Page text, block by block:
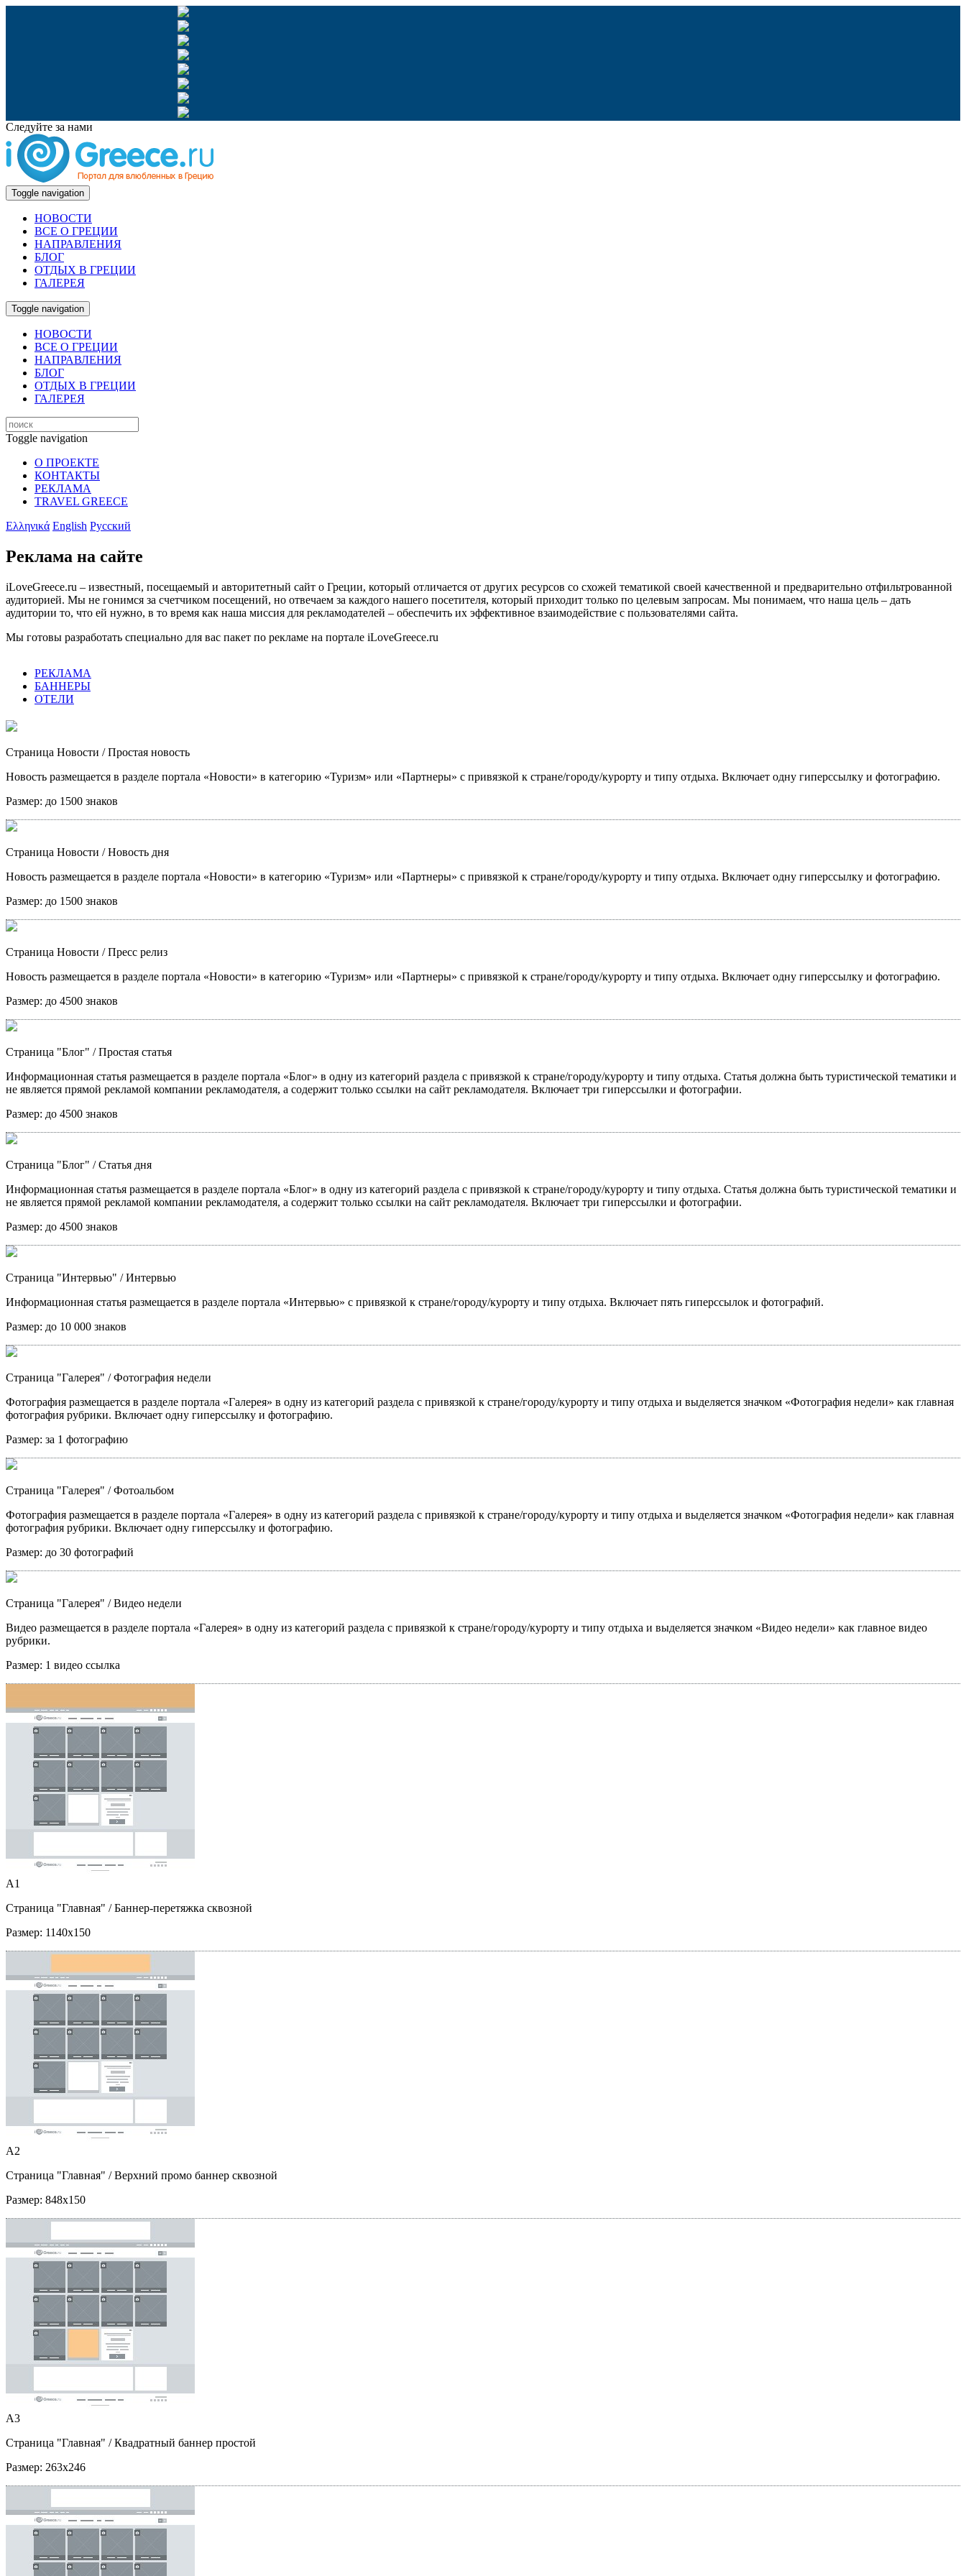
Следуйте за нами
Toggle navigation
НОВОСТИ
ВСЕ О ГРЕЦИИ
НАПРАВЛЕНИЯ
БЛОГ
ОТДЫХ В ГРЕЦИИ
ГАЛЕРЕЯ
Toggle navigation
НОВОСТИ
ВСЕ О ГРЕЦИИ
НАПРАВЛЕНИЯ
БЛОГ
ОТДЫХ В ГРЕЦИИ
ГАЛЕРЕЯ
Toggle navigation
О ПРОЕКТЕ
КОНТАКТЫ
РЕКЛАМА
TRAVEL GREECE
Ελληνικά English Русский
Реклама на сайте
iLoveGreece.ru – известный, посещаемый и авторитетный сайт о Греции, который отличается от других ресурсов со схожей тематикой своей качественной и предварительно отфильтрованной
аудиторией. Мы не гонимся за счетчиком посещений, но отвечаем за каждого нашего посетителя, который приходит только по целевым запросам. Мы понимаем, что наша цель – дать
аудитории то, что ей нужно, в то время как наша миссия для рекламодателей – обеспечить их эффективное взаимодействие с пользователями сайта.
Мы готовы разработать специально для вас пакет по рекламе на портале iLoveGreece.ru
РЕКЛАМА
БАННЕРЫ
ОТЕЛИ
Страница Новости / Простая новость
Новость размещается в разделе портала «Новости» в категорию «Туризм» или «Партнеры» с привязкой к стране/городу/курорту и типу отдыха. Включает одну гиперссылку и фотографию.
Размер: до 1500 знаков
Страница Новости / Новость дня
Новость размещается в разделе портала «Новости» в категорию «Туризм» или «Партнеры» с привязкой к стране/городу/курорту и типу отдыха. Включает одну гиперссылку и фотографию.
Размер: до 1500 знаков
Страница Новости / Пресс релиз
Новость размещается в разделе портала «Новости» в категорию «Туризм» или «Партнеры» с привязкой к стране/городу/курорту и типу отдыха. Включает одну гиперссылку и фотографию.
Размер: до 4500 знаков
Страница "Блог" / Простая статья
Информационная статья размещается в разделе портала «Блог» в одну из категорий раздела с привязкой к стране/городу/курорту и типу отдыха. Статья должна быть туристической тематики и
не является прямой рекламой компании рекламодателя, а содержит только ссылки на сайт рекламодателя. Включает три гиперссылки и фотографии.
Размер: до 4500 знаков
Страница "Блог" / Статья дня
Информационная статья размещается в разделе портала «Блог» в одну из категорий раздела с привязкой к стране/городу/курорту и типу отдыха. Статья должна быть туристической тематики и
не является прямой рекламой компании рекламодателя, а содержит только ссылки на сайт рекламодателя. Включает три гиперссылки и фотографии.
Размер: до 4500 знаков
Страница "Интервью" / Интервью
Информационная статья размещается в разделе портала «Интервью» с привязкой к стране/городу/курорту и типу отдыха. Включает пять гиперссылок и фотографий.
Размер: до 10 000 знаков
Страница "Галерея" / Фотография недели
Фотография размещается в разделе портала «Галерея» в одну из категорий раздела с привязкой к стране/городу/курорту и типу отдыха и выделяется значком «Фотография недели» как главная
фотография рубрики. Включает одну гиперссылку и фотографию.
Размер: за 1 фотографию
Страница "Галерея" / Фотоальбом
Фотография размещается в разделе портала «Галерея» в одну из категорий раздела с привязкой к стране/городу/курорту и типу отдыха и выделяется значком «Фотография недели» как главная
фотография рубрики. Включает одну гиперссылку и фотографию.
Размер: до 30 фотографий
Страница "Галерея" / Видео недели
Видео размещается в разделе портала «Галерея» в одну из категорий раздела с привязкой к стране/городу/курорту и типу отдыха и выделяется значком «Видео недели» как главное видео
рубрики.
Размер: 1 видео ссылка
A1
Страница "Главная" / Баннер-перетяжка сквозной
Размер: 1140x150
A2
Страница "Главная" / Верхний промо баннер сквозной
Размер: 848x150
A3
Страница "Главная" / Квадратный баннер простой
Размер: 263x246